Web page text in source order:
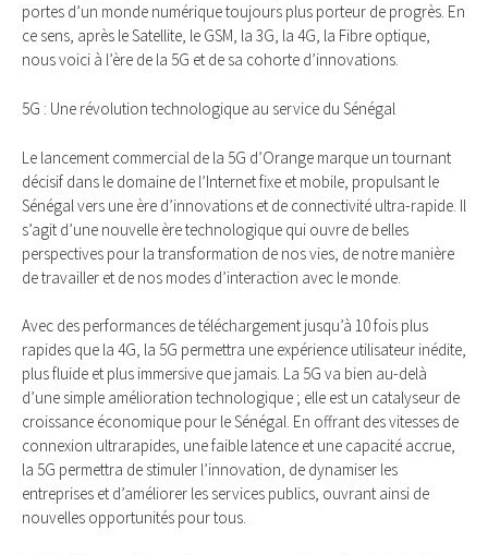
portes d’un monde numérique toujours plus porteur de progrès. En
ce sens, après le Satellite, le GSM, la 3G, la 4G, la Fibre optique,
nous voici à l’ère de la 5G et de sa cohorte d’innovations.
5G : Une révolution technologique au service du Sénégal
Le lancement commercial de la 5G d’Orange marque un tournant
décisif dans le domaine de l’Internet fixe et mobile, propulsant le
Sénégal vers une ère d’innovations et de connectivité ultra-rapide. Il
s’agit d’une nouvelle ère technologique qui ouvre de belles
perspectives pour la transformation de nos vies, de notre manière
de travailler et de nos modes d’interaction avec le monde.
Avec des performances de téléchargement jusqu’à 10 fois plus
rapides que la 4G, la 5G permettra une expérience utilisateur inédite,
plus fluide et plus immersive que jamais. La 5G va bien au-delà
d’une simple amélioration technologique ; elle est un catalyseur de
croissance économique pour le Sénégal. En offrant des vitesses de
connexion ultrarapides, une faible latence et une capacité accrue,
la 5G permettra de stimuler l’innovation, de dynamiser les
entreprises et d’améliorer les services publics, ouvrant ainsi de
nouvelles opportunités pour tous.